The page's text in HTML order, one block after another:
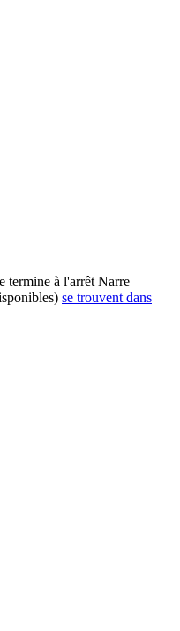
termine à l'arrêt Narre
se trouvent dans